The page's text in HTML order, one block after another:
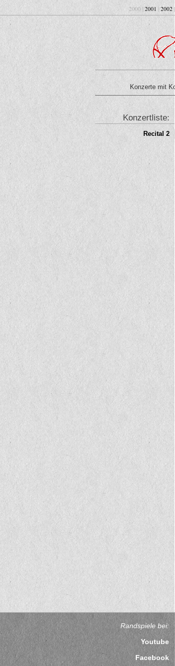
2000 | 2001 | 2002 |
Konzerte mit
Konzertliste:
Recital 2
Randspiele bei:
Youtube
Facebook